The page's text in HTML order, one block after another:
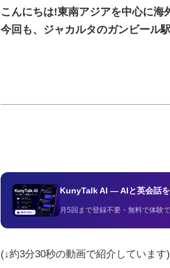
こんにちは!東南アジアを中心に海
今回も、ジャカルタのガンビール
KunyTalk AI — AIと英会話を
月5回まで登録不要・無料で体験
(↓約3分30秒の動画で紹介しています)